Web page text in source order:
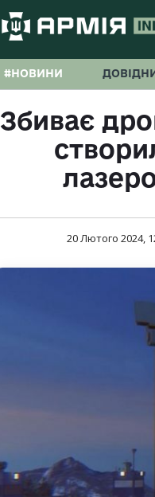
#НОВИНИ
Збиває
20 Лютого 2024,